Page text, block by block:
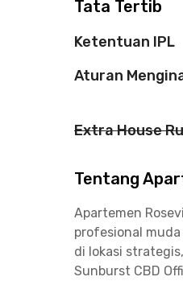
Tata Tertib
Ketentuan IPL
Aturan
Extra House
Tentang
Apartemen
profesional
di lokasi
Sunburst CBD